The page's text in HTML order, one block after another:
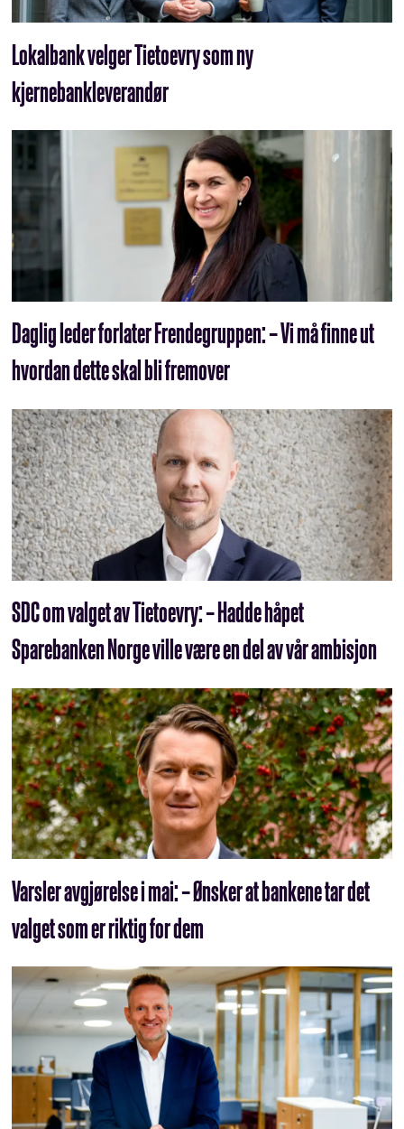
Lokalbank velger Tietoevry som ny
kjernebankleverandør
Daglig leder forlater Frendegruppen: – Vi må finne ut
hvordan dette skal bli fremover
SDC om valget av Tietoevry: – Hadde håpet
Sparebanken Norge ville være en del av vår ambisjon
Varsler avgjørelse i mai: – Ønsker at bankene tar det
valget som er riktig for dem